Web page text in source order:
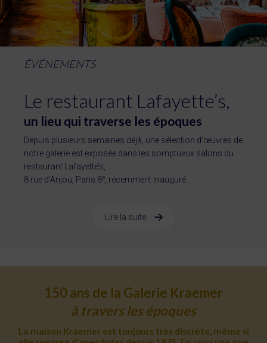
ÉVÉNEMENTS
Le restaurant Lafayette’s,
un lieu qui traverse les époques
Depuis plusieurs semaines déjà, une sélection d’œuvres de
notre galerie est exposée dans les somptueux salons du
restaurant Lafayette’s,
8 rue d’Anjou, Paris 8e , récemment inauguré.
Lire la suite
150 ans de la Galerie Kraemer
à travers les époques
La maison Kraemer est toujours très discrète, même si